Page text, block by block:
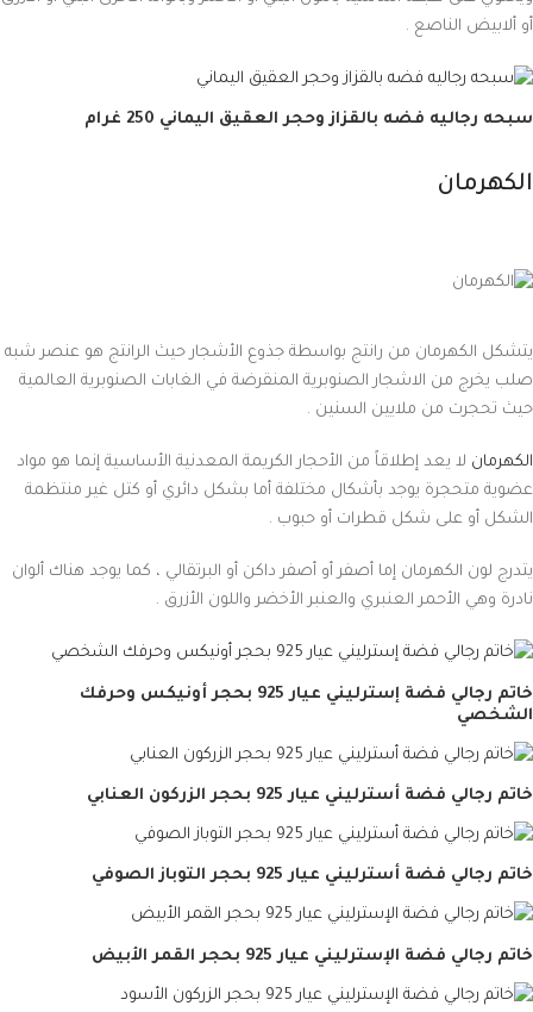
أو ألابيض الناصع .
سبحه رجاليه فضه بالقزاز وحجر العقيق اليماني 250 غرام
الكهرمان
يتشكل الكهرمان من رانتج بواسطة جذوع الأشجار حيث الرانتج هو عنصر شبه
صلب يخرج من الاشجار الصنوبرية المنقرضة في الغابات الصنوبرية العالمية
حيث تحجرت من ملايين السنين .
الكهرمان لا يعد إطلاقاً من الأحجار الكريمة المعدنية الأساسية إنما هو مواد
عضوية متحجرة يوجد بأشكال مختلفة أما بشكل دائري أو كتل غير منتظمة
الشكل أو على شكل قطرات أو حبوب .
يتدرج لون الكهرمان إما أصفر أو أصفر داكن أو البرتقالي ، كما يوجد هناك ألوان
نادرة وهي الأحمر العنبري والعنبر الأخضر واللون الأزرق .
خاتم رجالي فضة إسترليني عيار 925 بحجر أونيكس وحرفك
الشخصي
خاتم رجالي فضة أسترليني عيار 925 بحجر الزركون العنابي
خاتم رجالي فضة أسترليني عيار 925 بحجر التوباز الصوفي
خاتم رجالي فضة الإسترليني عيار 925 بحجر القمر الأبيض